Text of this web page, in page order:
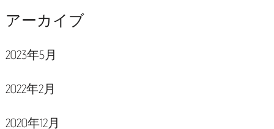
アーカイブ
2023年5月
2022年2月
2020年12月